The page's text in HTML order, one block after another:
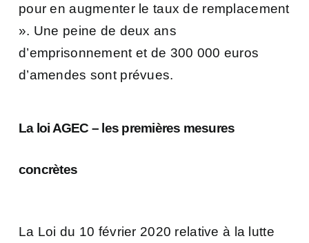
pour en augmenter le taux de remplacement
». Une peine de deux ans
d’emprisonnement et de 300 000 euros
d’amendes sont prévues.
La loi AGEC – les premières mesures
concrètes
La Loi du 10 février 2020 relative à la lutte